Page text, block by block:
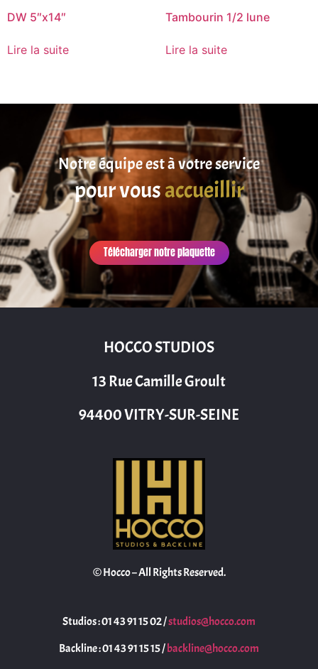
DW 5″x14″
Lire la suite
Tambourin 1/2 lune
Lire la suite
Notre équipe est à votre service
pour vousaccueillir
Télécharger notre plaquette
HOCCO STUDIOS
13 Rue Camille Groult
94400 VITRY-SUR-SEINE
© Hocco – All Rights Reserved.
Studios : 01 43 91 15 02 /studios@hocco.com
Backline : 01 43 91 15 15 /backline@hocco.com